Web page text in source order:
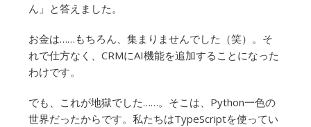
ん」と答えました。
お金は……もちろん、集まりませんでした（笑）。そ
れで仕方なく、CRMにAI機能を追加することになった
わけです。
でも、これが地獄でした……。そこは、Python一色の
世界だったからです。私たちはTypeScriptを使ってい